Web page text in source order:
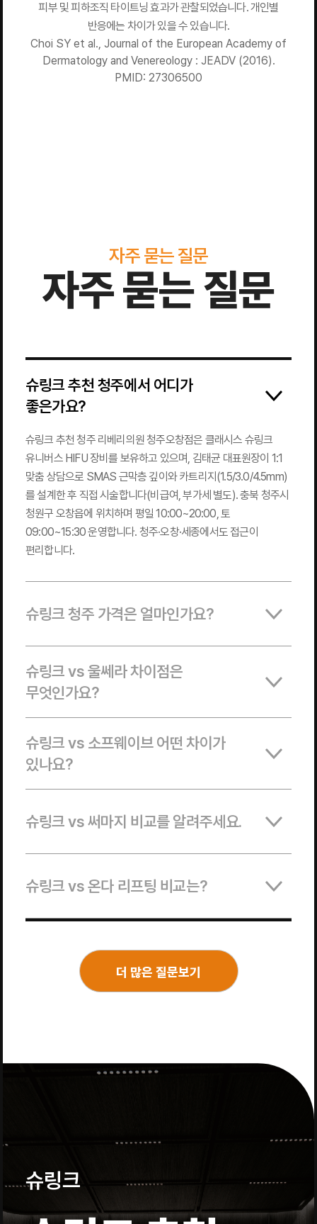
피부 및 피하조직 타이트닝 효과가 관찰되었습니다. 개인별
반응에는 차이가 있을 수 있습니다.
Choi SY et al., Journal of the European Academy of
Dermatology and Venereology : JEADV (2016).
PMID: 27306500
자주 묻는 질문
자주 묻는 질문
슈링크 추천 청주에서 어디가
좋은가요?
슈링크 추천 청주 리베리의원 청주오창점은 클래시스 슈링크
유니버스 HIFU 장비를 보유하고 있으며, 김태균 대표원장이 1:1
맞춤 상담으로 SMAS 근막층 깊이와 카트리지(1.5/3.0/4.5mm)
를 설계한 후 직접 시술합니다(비급여, 부가세 별도). 충북 청주시
청원구 오창읍에 위치하며 평일 10:00~20:00, 토
09:00~15:30 운영합니다. 청주·오창·세종에서도 접근이
편리합니다.
슈링크 청주 가격은 얼마인가요?
슈링크 vs 울쎄라 차이점은
무엇인가요?
슈링크 vs 소프웨이브 어떤 차이가
있나요?
슈링크 vs 써마지 비교를 알려주세요.
슈링크 vs 온다 리프팅 비교는?
더 많은 질문보기
슈링크